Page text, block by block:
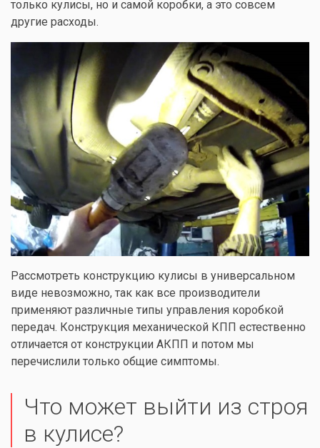
только кулисы, но и самой коробки, а это совсем
другие расходы.
Рассмотреть конструкцию кулисы в универсальном
виде невозможно, так как все производители
применяют различные типы управления коробкой
передач. Конструкция механической КПП естественно
отличается от конструкции АКПП и потом мы
перечислили только общие симптомы.
Что может выйти из строя
в кулисе?